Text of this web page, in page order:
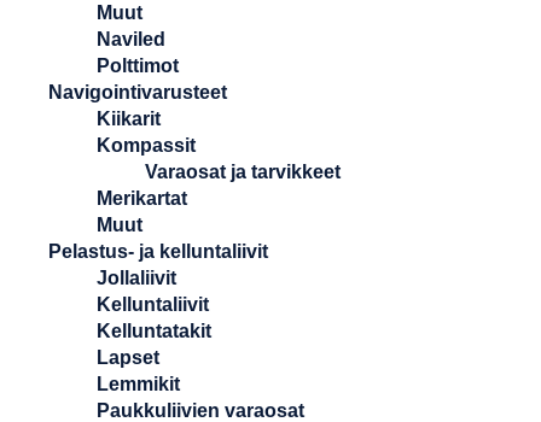
Muut
Naviled
Polttimot
Navigointivarusteet
Kiikarit
Kompassit
Varaosat ja tarvikkeet
Merikartat
Muut
Pelastus- ja kelluntaliivit
Jollaliivit
Kelluntaliivit
Kelluntatakit
Lapset
Lemmikit
Paukkuliivien varaosat